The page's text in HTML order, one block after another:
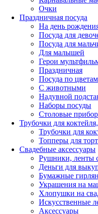
Очки
Праздничная посуда
На день
Посуда для
Посуда для
Для малышей
Герои
Праздничная
Посуда по цветам
С животными
Надувной
Наборы посуды
Столовые
Трубочки для
Трубочки для
Топперы для
Свадебные аксессуары
Рушники, ленты
Деньги для
Бумажные
Украшения на
Хлопушки на
Искусственные
Аксессуары